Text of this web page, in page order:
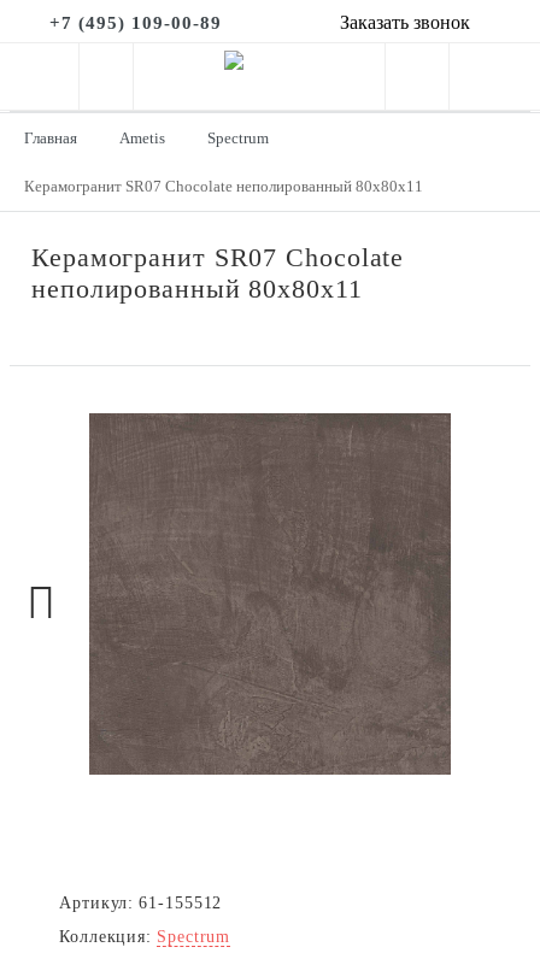
+7 (495) 109-00-89 Заказать звонок
Главная Ametis Spectrum
Керамогранит SR07 Chocolate неполированный 80x80х11
Керамогранит SR07 Chocolate
неполированный 80x80х11
Артикул: 61-155512
Коллекция: Spectrum